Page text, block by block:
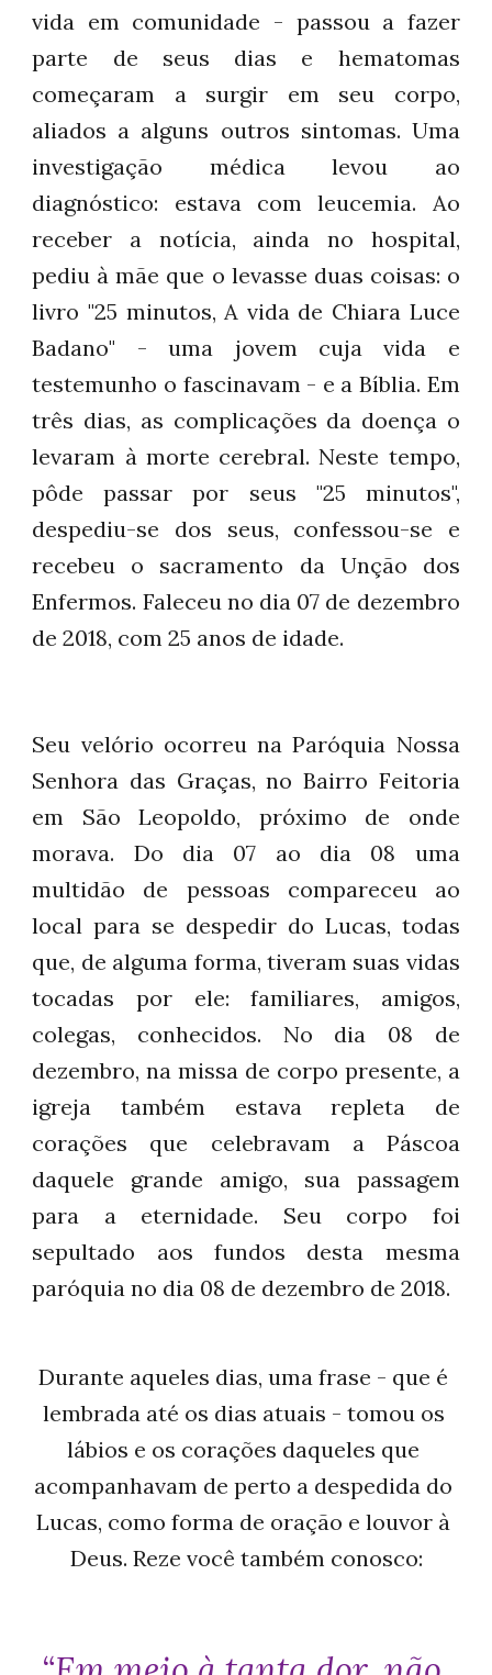
vida em comunidade - passou a fazer
parte de seus dias e hematomas
começaram a surgir em seu corpo,
aliados a alguns outros sintomas. Uma
investigação médica levou ao
diagnóstico: estava com leucemia. Ao
receber a notícia, ainda no hospital,
pediu à mãe que o levasse duas coisas: o
livro "25 minutos, A vida de Chiara Luce
Badano" - uma jovem cuja vida e
testemunho o fascinavam - e a Bíblia. Em
três dias, as complicações da doença o
levaram à morte cerebral. Neste tempo,
pôde passar por seus "25 minutos",
despediu-se dos seus, confessou-se e
recebeu o sacramento da Unção dos
Enfermos. Faleceu no dia 07 de dezembro
de 2018, com 25 anos de idade.
Seu velório ocorreu na Paróquia Nossa
Senhora das Graças, no Bairro Feitoria
em São Leopoldo, próximo de onde
morava. Do dia 07 ao dia 08 uma
multidão de pessoas compareceu ao
local para se despedir do Lucas, todas
que, de alguma forma, tiveram suas vidas
tocadas por ele: familiares, amigos,
colegas, conhecidos. No dia 08 de
dezembro, na missa de corpo presente, a
igreja também estava repleta de
corações que celebravam a Páscoa
daquele grande amigo, sua passagem
para a eternidade. Seu corpo foi
sepultado aos fundos desta mesma
paróquia no dia 08 de dezembro de 2018.
Durante aqueles dias, uma frase - que é
lembrada até os dias atuais - tomou os
lábios e os corações daqueles que
acompanhavam de perto a despedida do
Lucas, como forma de oração e louvor à
Deus. Reze você também conosco: